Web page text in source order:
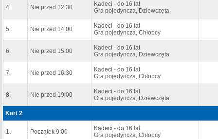
4. Nie przed 12:30
Kadeci - do 16 lat
Gra pojedyncza, Dziewczęta
5. Nie przed 14:00
Kadeci - do 16 lat
Gra pojedyncza, Chłopcy
6. Nie przed 15:00
Kadeci - do 16 lat
Gra pojedyncza, Dziewczęta
7. Nie przed 16:30
Kadeci - do 16 lat
Gra pojedyncza, Chłopcy
8. Nie przed 19:00
Kadeci - do 16 lat
Gra pojedyncza, Dziewczęta
Kort 2
1. Początek 9:00
Kadeci - do 16 lat
Gra pojedyncza, Chłopcy